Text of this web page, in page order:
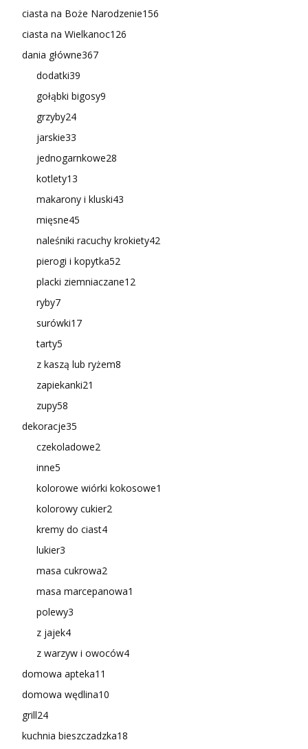
ciasta na Boże Narodzenie156
ciasta na Wielkanoc126
dania główne367
dodatki39
gołąbki bigosy9
grzyby24
jarskie33
jednogarnkowe28
kotlety13
makarony i kluski43
mięsne45
naleśniki racuchy krokiety42
pierogi i kopytka52
placki ziemniaczane12
ryby7
surówki17
tarty5
z kaszą lub ryżem8
zapiekanki21
zupy58
dekoracje35
czekoladowe2
inne5
kolorowe wiórki kokosowe1
kolorowy cukier2
kremy do ciast4
lukier3
masa cukrowa2
masa marcepanowa1
polewy3
z jajek4
z warzyw i owoców4
domowa apteka11
domowa wędlina10
grill24
kuchnia bieszczadzka18